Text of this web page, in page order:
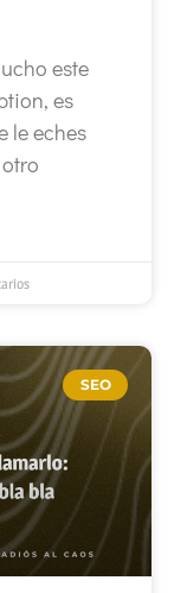
este
es
le eches
SEO